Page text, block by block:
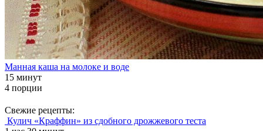
Манная каша на молоке и воде
15 минут
4 порции
Свежие рецепты:
Кулич «Краффин» из сдобного дрожжевого теста